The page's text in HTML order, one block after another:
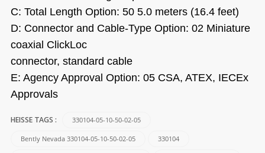
C: Total Length Option: 50 5.0 meters (16.4 feet)
D: Connector and Cable-Type Option: 02 Miniature
coaxial ClickLoc
connector, standard cable
E: Agency Approval Option: 05 CSA, ATEX, IECEx
Approvals
HEISSE TAGS : 330104-05-10-50-02-05
Bently Nevada 330104-05-10-50-02-05 330104